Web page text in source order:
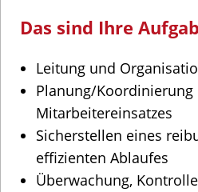
Das sind Ihre
Leitung und
Planung/Koordinierung
Mitarbeitereinsatzes
Sicherstellen eines
effizienten Ablaufes
Überwachung,